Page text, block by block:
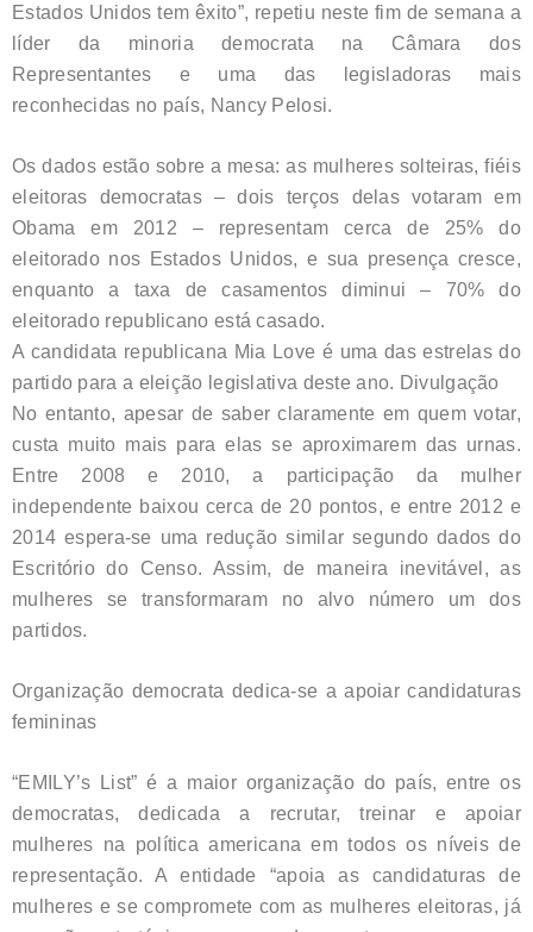
Estados Unidos tem êxito”, repetiu neste fim de semana a
líder da minoria democrata na Câmara dos
Representantes e uma das legisladoras mais
reconhecidas no país, Nancy Pelosi.
Os dados estão sobre a mesa: as mulheres solteiras, fiéis
eleitoras democratas – dois terços delas votaram em
Obama em 2012 – representam cerca de 25% do
eleitorado nos Estados Unidos, e sua presença cresce,
enquanto a taxa de casamentos diminui – 70% do
eleitorado republicano está casado.
A candidata republicana Mia Love é uma das estrelas do
partido para a eleição legislativa deste ano. Divulgação
No entanto, apesar de saber claramente em quem votar,
custa muito mais para elas se aproximarem das urnas.
Entre 2008 e 2010, a participação da mulher
independente baixou cerca de 20 pontos, e entre 2012 e
2014 espera-se uma redução similar segundo dados do
Escritório do Censo. Assim, de maneira inevitável, as
mulheres se transformaram no alvo número um dos
partidos.
Organização democrata dedica-se a apoiar candidaturas
femininas
“EMILY’s List” é a maior organização do país, entre os
democratas, dedicada a recrutar, treinar e apoiar
mulheres na política americana em todos os níveis de
representação. A entidade “apoia as candidaturas de
mulheres e se compromete com as mulheres eleitoras, já